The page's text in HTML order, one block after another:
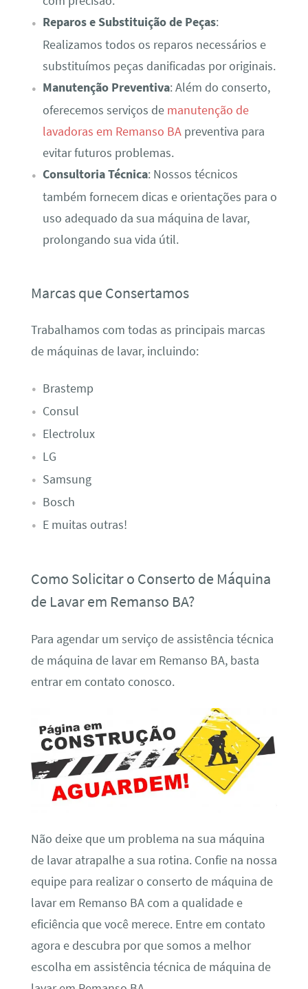
Reparos e Substituição de Peças:
Realizamos todos os reparos necessários e
substituímos peças danificadas por originais.
Manutenção Preventiva: Além do conserto,
oferecemos serviços de manutenção de
lavadoras em Remanso BApreventiva para
evitar futuros problemas.
Consultoria Técnica: Nossos técnicos
também fornecem dicas e orientações para o
uso adequado da sua máquina de lavar,
prolongando sua vida útil.
Marcas que Consertamos
Trabalhamos com todas as principais marcas
de máquinas de lavar, incluindo:
Brastemp
Consul
Electrolux
LG
Samsung
Bosch
E muitas outras!
Como Solicitar o Conserto de Máquina
de Lavar em Remanso BA?
Para agendar um serviço de assistência técnica
de máquina de lavar em Remanso BA, basta
entrar em contato conosco.
Não deixe que um problema na sua máquina
de lavar atrapalhe a sua rotina. Confie na nossa
equipe para realizar o conserto de máquina de
lavar em Remanso BA com a qualidade e
eficiência que você merece. Entre em contato
agora e descubra por que somos a melhor
escolha em assistência técnica de máquina de